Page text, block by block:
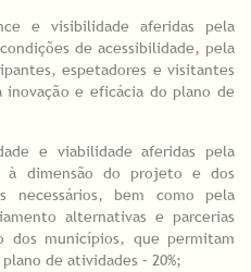
e visibilidade aferidas pela
de acessibilidade, pela
espetadores e visitantes
e eficácia do plano de
e viabilidade aferidas pela
à dimensão do projeto e dos
necessários, bem como pela
alternativas e parcerias
dos municípios, que permitam
de atividades – 20%;